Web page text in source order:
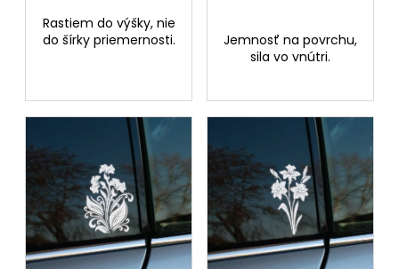
Rastiem do výšky, nie
do šírky priemernosti.
Jemnosť na povrchu,
sila vo vnútri.